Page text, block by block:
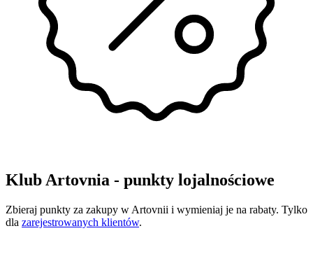
Klub Artovnia - punkty lojalnościowe
Zbieraj punkty za zakupy w Artovnii i wymieniaj je na rabaty. Tylko
dla zarejestrowanych klientów.